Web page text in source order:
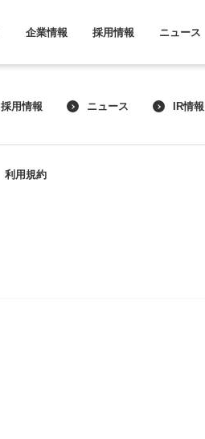
企業情報 採用情報 ニュース
採用情報 ニュース IR情報
利用規約